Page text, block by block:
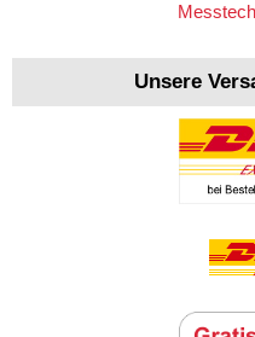
Unsere